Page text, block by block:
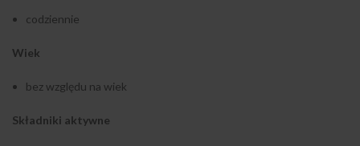
codziennie
Wiek
bez względu na wiek
Składniki aktywne